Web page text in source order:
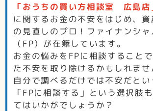
「おうちの買い方相談室 広島店
に関するお金の不安をはじめ、
の見直しのプロ！ファイナンシャ
（FP）が在籍しています。
お金の悩みをFPに相談すること
た不安を取り除けるかもしれませ
自分で調べるだけでは不安だとい
「FPに相談する」という選択肢
てはいかがでしょうか？